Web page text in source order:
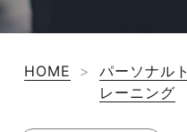
HOME >
パーソナルト
レーニング